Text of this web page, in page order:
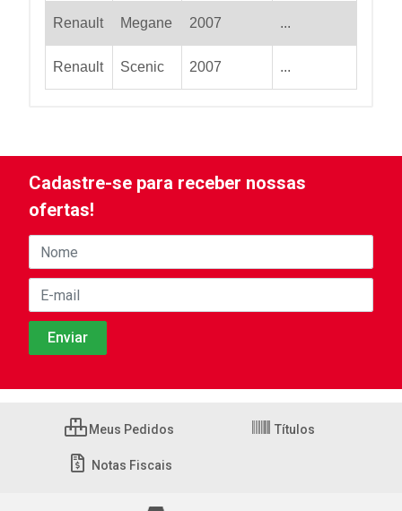
Renault Megane 2007 ...
Renault Scenic 2007 ...
Cadastre-se para receber nossas
ofertas!
Meus Pedidos Títulos
Notas Fiscais